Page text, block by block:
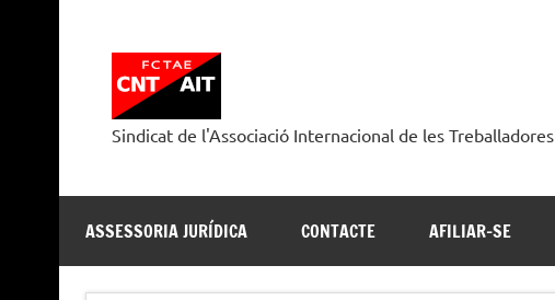
Sindicat de l'Associació Internacional de les Treballadores
ASSESSORIA JURÍDICA CONTACTE AFILIAR-SE